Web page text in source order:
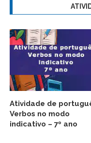
Atividade de
Verbos no modo
indicativo – 7º ano